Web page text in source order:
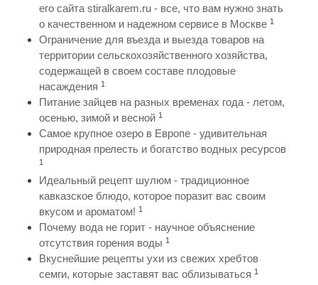
его сайта stiralkarem.ru - все, что вам нужно знать
о качественном и надежном сервисе в Москве 1
Ограничение для въезда и выезда товаров на
территории сельскохозяйственного хозяйства,
содержащей в своем составе плодовые
насаждения 1
Питание зайцев на разных временах года - летом,
осенью, зимой и весной 1
Самое крупное озеро в Европе - удивительная
природная прелесть и богатство водных ресурсов
1
Идеальный рецепт шулюм - традиционное
кавказское блюдо, которое поразит вас своим
вкусом и ароматом! 1
Почему вода не горит - научное объяснение
отсутствия горения воды 1
Вкуснейшие рецепты ухи из свежих хребтов
семги, которые заставят вас облизываться 1